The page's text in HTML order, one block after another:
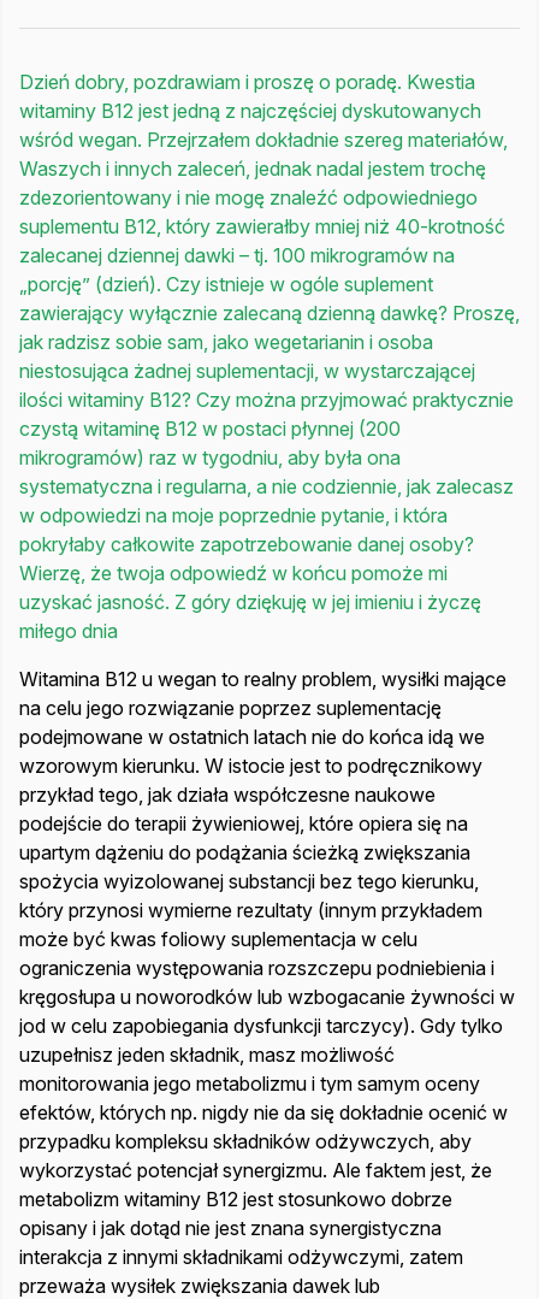
Dzień dobry, pozdrawiam i proszę o poradę. Kwestia
witaminy B12 jest jedną z najczęściej dyskutowanych
wśród wegan. Przejrzałem dokładnie szereg materiałów,
Waszych i innych zaleceń, jednak nadal jestem trochę
zdezorientowany i nie mogę znaleźć odpowiedniego
suplementu B12, który zawierałby mniej niż 40-krotność
zalecanej dziennej dawki – tj. 100 mikrogramów na
„porcję” (dzień). Czy istnieje w ogóle suplement
zawierający wyłącznie zalecaną dzienną dawkę? Proszę,
jak radzisz sobie sam, jako wegetarianin i osoba
niestosująca żadnej suplementacji, w wystarczającej
ilości witaminy B12? Czy można przyjmować praktycznie
czystą witaminę B12 w postaci płynnej (200
mikrogramów) raz w tygodniu, aby była ona
systematyczna i regularna, a nie codziennie, jak zalecasz
w odpowiedzi na moje poprzednie pytanie, i która
pokryłaby całkowite zapotrzebowanie danej osoby?
Wierzę, że twoja odpowiedź w końcu pomoże mi
uzyskać jasność. Z góry dziękuję w jej imieniu i życzę
miłego dnia
Witamina B12 u wegan to realny problem, wysiłki mające
na celu jego rozwiązanie poprzez suplementację
podejmowane w ostatnich latach nie do końca idą we
wzorowym kierunku. W istocie jest to podręcznikowy
przykład tego, jak działa współczesne naukowe
podejście do terapii żywieniowej, które opiera się na
upartym dążeniu do podążania ścieżką zwiększania
spożycia wyizolowanej substancji bez tego kierunku,
który przynosi wymierne rezultaty (innym przykładem
może być kwas foliowy suplementacja w celu
ograniczenia występowania rozszczepu podniebienia i
kręgosłupa u noworodków lub wzbogacanie żywności w
jod w celu zapobiegania dysfunkcji tarczycy). Gdy tylko
uzupełnisz jeden składnik, masz możliwość
monitorowania jego metabolizmu i tym samym oceny
efektów, których np. nigdy nie da się dokładnie ocenić w
przypadku kompleksu składników odżywczych, aby
wykorzystać potencjał synergizmu. Ale faktem jest, że
metabolizm witaminy B12 jest stosunkowo dobrze
opisany i jak dotąd nie jest znana synergistyczna
interakcja z innymi składnikami odżywczymi, zatem
przeważa wysiłek zwiększania dawek lub